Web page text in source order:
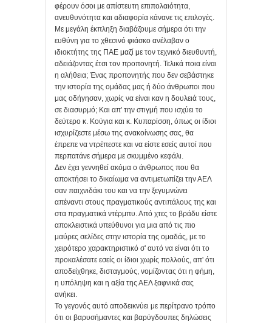
φέρουν όσοι με απίστευτη επιπολαιότητα,
ανευθυνότητα και αδιαφορία κάνανε τις επιλογές.
Με μεγάλη έκπληξη διαβάζουμε σήμερα ότι την
ευθύνη για το χθεσινό φιάσκο ανέλαβαν ο
ιδιοκτήτης της ΠΑΕ μαζί με τον τεχνικό διευθυντή,
αδειάζοντας έτσι τον προπονητή. Τελικά ποια είναι
η αλήθεια; Ένας προπονητής που δεν σεβάστηκε
την ιστορία της ομάδας μας ή δύο άνθρωποι που
μας οδήγησαν, χωρίς να είναι καν η δουλειά τους,
σε διασυρμό; Και απ' την στιγμή που ισχύει το
δεύτερο κ. Κούγια και κ. Κυπαρίσση, όπως οι ίδιοι
ισχυρίζεστε μέσω της ανακοίνωσης σας, θα
έπρεπε να ντρέπεστε και να είστε εσείς αυτοί που
περπατάνε σήμερα με σκυμμένο κεφάλι.
Δεν έχει γεννηθεί ακόμα ο άνθρωπος που θα
αποκτήσει το δικαίωμα να αντιμετωπίζει την ΑΕΛ
σαν παιχνιδάκι του και να την ξεγυμνώνει
απέναντι στους πραγματικούς αντιπάλους της και
στα πραγματικά ντέρμπυ. Από χτες το βράδυ είστε
αποκλειστικά υπεύθυνοι για μια από τις πιο
μαύρες σελίδες στην ιστορία της ομαδάς, με το
χειρότερο χαρακτηριστικό σ' αυτό να είναι ότι το
προκαλέσατε εσείς οι ίδιοι χωρίς πολλούς, απ' ότι
αποδείχθηκε, δισταγμούς, νομίζοντας ότι η φήμη,
η υπόληψη και η αξία της ΑΕΛ ξαφνικά σας
ανήκει.
Το γεγονός αυτό αποδεικνύει με περίτρανο τρόπο
ότι οι βαρυσήμαντες και βαρύγδουπες δηλώσεις